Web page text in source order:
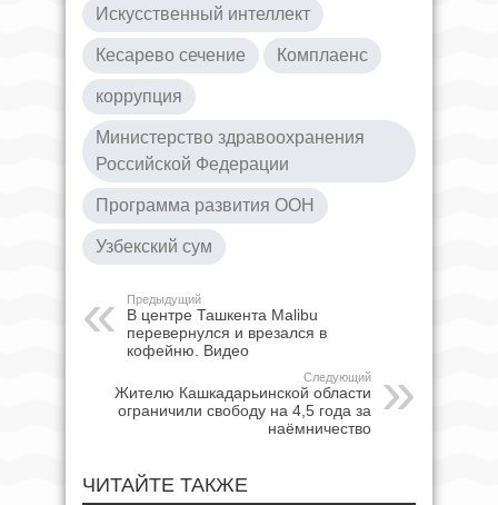
Искусственный интеллект
Кесарево сечение Комплаенс
коррупция
Министерство здравоохранения
Российской Федерации
Программа развития ООН
Узбекский сум
Предыдущий
В центре Ташкента Malibu
перевернулся и врезался в
кофейню. Видео
Следующий
Жителю Кашкадарьинской области
ограничили свободу на 4,5 года за
наёмничество
ЧИТАЙТЕ ТАКЖЕ